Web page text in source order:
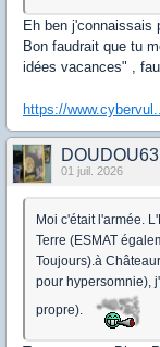
Eh ben j'connaissais
Bon faudrait que tu
idées vacances" ,
https://
DOUDOU63
01 juil. 2026
Moi c'était l'armée.
Terre (ESMAT
Toujours).à
pour hypersomnie),
propre).